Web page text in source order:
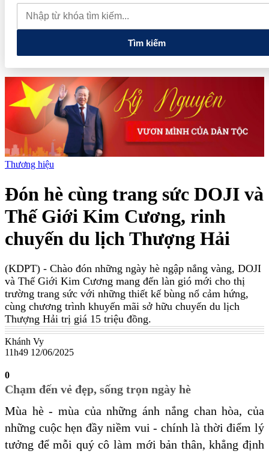
định nghĩa trong kỷ nguyên xanh
MICE Rewards': Đòn bẩy mới cho doanh nghiệp du lịch Việt Nam
Tìm kiếm
Thương hiệu
Đón hè cùng trang sức DOJI và
Thế Giới Kim Cương, rinh
chuyến du lịch Thượng Hải
(KDPT) - Chào đón những ngày hè ngập nắng vàng, DOJI
và Thế Giới Kim Cương mang đến làn gió mới cho thị
trường trang sức với những thiết kế bùng nổ cảm hứng,
cùng chương trình khuyến mãi sở hữu chuyến du lịch
Thượng Hải trị giá 15 triệu đồng.
Khánh Vy
11h49 12/06/2025
0
Chạm đến vẻ đẹp, sống trọn ngày hè
Mùa hè - mùa của những ánh nắng chan hòa, của
những cuộc hẹn đầy niềm vui - chính là thời điểm lý
tưởng để mỗi quý cô làm mới bản thân, khẳng định